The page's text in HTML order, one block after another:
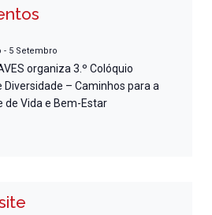
- 5 Setembro
organiza 3.º Colóquio
Diversidade – Caminhos para a
de Vida e Bem-Estar